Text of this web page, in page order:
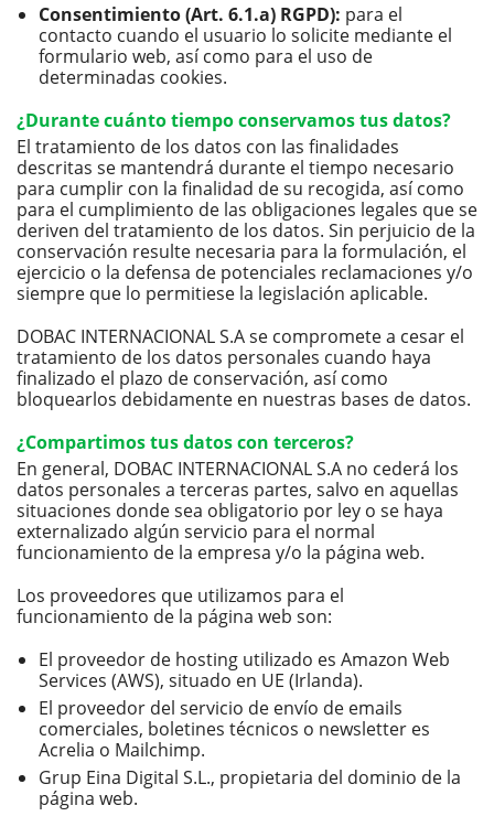
Consentimiento (Art. 6.1.a) RGPD): para el
contacto cuando el usuario lo solicite mediante el
formulario web, así como para el uso de
determinadas cookies.
¿Durante cuánto tiempo conservamos tus datos?
El tratamiento de los datos con las finalidades
descritas se mantendrá durante el tiempo necesario
para cumplir con la finalidad de su recogida, así como
para el cumplimiento de las obligaciones legales que se
deriven del tratamiento de los datos. Sin perjuicio de la
conservación resulte necesaria para la formulación, el
ejercicio o la defensa de potenciales reclamaciones y/o
siempre que lo permitiese la legislación aplicable.
DOBAC INTERNACIONAL S.A se compromete a cesar el
tratamiento de los datos personales cuando haya
finalizado el plazo de conservación, así como
bloquearlos debidamente en nuestras bases de datos.
¿Compartimos tus datos con terceros?
En general, DOBAC INTERNACIONAL S.A no cederá los
datos personales a terceras partes, salvo en aquellas
situaciones donde sea obligatorio por ley o se haya
externalizado algún servicio para el normal
funcionamiento de la empresa y/o la página web.
Los proveedores que utilizamos para el
funcionamiento de la página web son:
El proveedor de hosting utilizado es Amazon Web
Services (AWS), situado en UE (Irlanda).
El proveedor del servicio de envío de emails
comerciales, boletines técnicos o newsletter es
Acrelia o Mailchimp.
Grup Eina Digital S.L., propietaria del dominio de la
página web.